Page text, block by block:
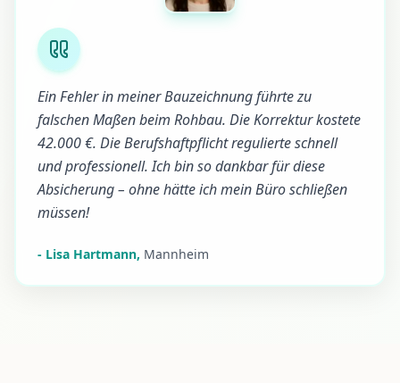
Ein Fehler in meiner Bauzeichnung führte zu
falschen Maßen beim Rohbau. Die Korrektur kostete
42.000 €. Die Berufshaftpflicht regulierte schnell
und professionell. Ich bin so dankbar für diese
Absicherung – ohne hätte ich mein Büro schließen
müssen!
- Lisa Hartmann, Mannheim